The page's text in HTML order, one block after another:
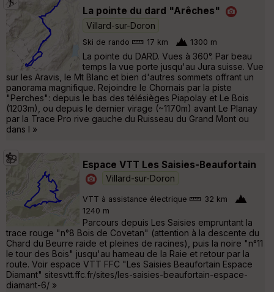
La pointe du dard "Arêches"
Villard-sur-Doron
Ski de rando 17 km 1300 m
La pointe du DARD. Vues à 360°. Par beau
temps la vue porte jusqu'au Jura suisse. Vue
sur les Aravis, le Mt Blanc et bien d'autres sommets offrant un
panorama magnifique. Rejoindre le Chornais par la piste
"Perches": depuis le bas des télésièges Piapolay et Le Bois
(1203m), ou depuis le dernier virage (~1170m) avant Le Planay
par la Trace Pro rive gauche du Ruisseau du Grand Mont ou
dans l »
Espace VTT Les Saisies-Beaufortain
Villard-sur-Doron
VTT à assistance électrique
32 km
1240 m
Parcours depuis Les Saisies empruntant la
trace rouge "n°8 Bois de Covetan" (attention à la descente du
Chard du Beurre raide et pleines de racines), puis la noire "n°11
le tour des Bois" jusqu'au hameau de la Raie et retour par la
route. Voir espace VTT FFC "Les Saisies Beaufortain Espace
Diamant" sitesvtt.ffc.fr/sites/les-saisies-beaufortain-espace-
diamant-6/ »